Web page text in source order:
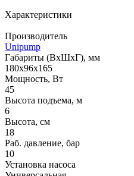
Характеристики
Производитель
Unipump
Габариты (ВхШхГ), мм
180х96х165
Мощность, Вт
45
Высота подъема, м
6
Высота, см
18
Раб. давление, бар
10
Установка насоса